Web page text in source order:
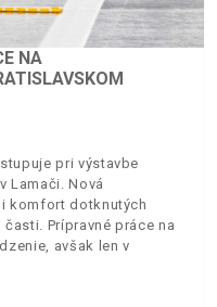
NA
pri výstavbe
Lamači. Nová
komfort dotknutých
Prípravné práce na
avšak len v